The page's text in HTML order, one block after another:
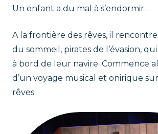
Un enfant a du mal à s’endormir…
A la frontière des rêves, il
du sommeil, pirates de l’évasion,
à bord de leur navire. Commence
d’un voyage musical et onirique
rêves.